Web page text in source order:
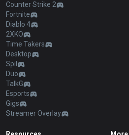
Counter Strike 2
Fortnite
Diablo 4
2XKO
Time Takers
Desktop
Spil
Duo
TalkG
Esports
Gigs
Streamer Overlay